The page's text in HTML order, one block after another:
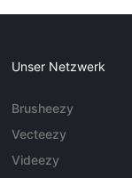
Unser Netzwerk
Brusheezy
Vecteezy
Videezy